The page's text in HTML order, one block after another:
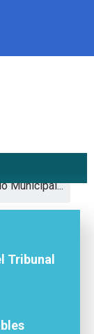
Municipal...
Tribunal